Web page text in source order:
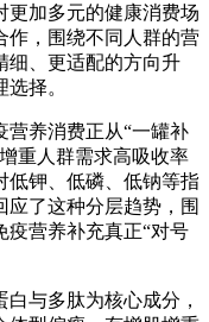
更加多元的健康消费场
作，围绕不同人群的营
细、更适配的方向升
择。
营养消费正从“一罐补
重人群需求高吸收率
低钾、低磷、低钠等指
了这种分层趋势，围
疫营养补充真正“对号
与多肽为核心成分，